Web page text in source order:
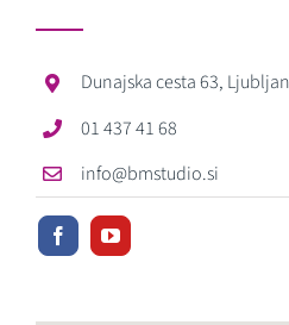
Dunajska cesta 63,
01 437 41 68
info@bmstudio.si